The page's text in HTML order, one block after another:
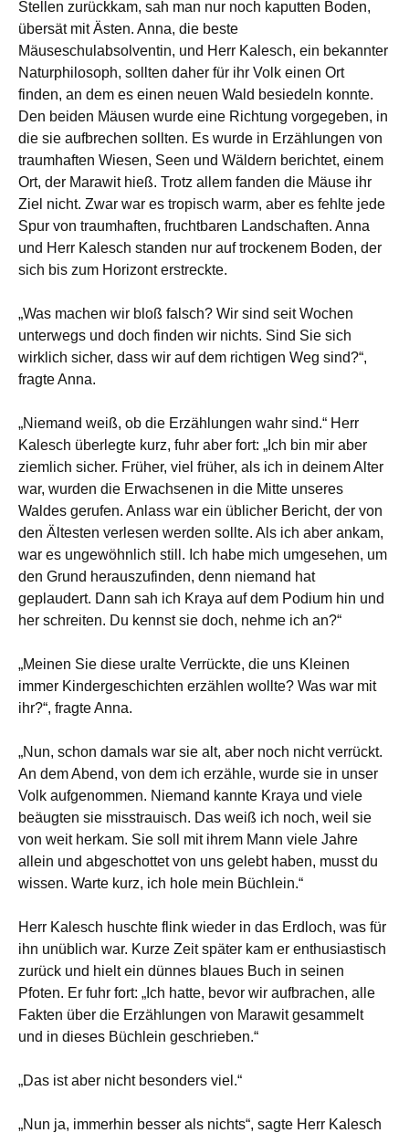
Stellen zurückkam, sah man nur noch kaputten Boden,
übersät mit Ästen. Anna, die beste
Mäuseschulabsolventin, und Herr Kalesch, ein bekannter
Naturphilosoph, sollten daher für ihr Volk einen Ort
finden, an dem es einen neuen Wald besiedeln konnte.
Den beiden Mäusen wurde eine Richtung vorgegeben, in
die sie aufbrechen sollten. Es wurde in Erzählungen von
traumhaften Wiesen, Seen und Wäldern berichtet, einem
Ort, der Marawit hieß. Trotz allem fanden die Mäuse ihr
Ziel nicht. Zwar war es tropisch warm, aber es fehlte jede
Spur von traumhaften, fruchtbaren Landschaften. Anna
und Herr Kalesch standen nur auf trockenem Boden, der
sich bis zum Horizont erstreckte.
„Was machen wir bloß falsch? Wir sind seit Wochen
unterwegs und doch finden wir nichts. Sind Sie sich
wirklich sicher, dass wir auf dem richtigen Weg sind?“,
fragte Anna.
„Niemand weiß, ob die Erzählungen wahr sind.“ Herr
Kalesch überlegte kurz, fuhr aber fort: „Ich bin mir aber
ziemlich sicher. Früher, viel früher, als ich in deinem Alter
war, wurden die Erwachsenen in die Mitte unseres
Waldes gerufen. Anlass war ein üblicher Bericht, der von
den Ältesten verlesen werden sollte. Als ich aber ankam,
war es ungewöhnlich still. Ich habe mich umgesehen, um
den Grund herauszufinden, denn niemand hat
geplaudert. Dann sah ich Kraya auf dem Podium hin und
her schreiten. Du kennst sie doch, nehme ich an?“
„Meinen Sie diese uralte Verrückte, die uns Kleinen
immer Kindergeschichten erzählen wollte? Was war mit
ihr?“, fragte Anna.
„Nun, schon damals war sie alt, aber noch nicht verrückt.
An dem Abend, von dem ich erzähle, wurde sie in unser
Volk aufgenommen. Niemand kannte Kraya und viele
beäugten sie misstrauisch. Das weiß ich noch, weil sie
von weit herkam. Sie soll mit ihrem Mann viele Jahre
allein und abgeschottet von uns gelebt haben, musst du
wissen. Warte kurz, ich hole mein Büchlein.“
Herr Kalesch huschte flink wieder in das Erdloch, was für
ihn unüblich war. Kurze Zeit später kam er enthusiastisch
zurück und hielt ein dünnes blaues Buch in seinen
Pfoten. Er fuhr fort: „Ich hatte, bevor wir aufbrachen, alle
Fakten über die Erzählungen von Marawit gesammelt
und in dieses Büchlein geschrieben.“
„Das ist aber nicht besonders viel.“
„Nun ja, immerhin besser als nichts“, sagte Herr Kalesch